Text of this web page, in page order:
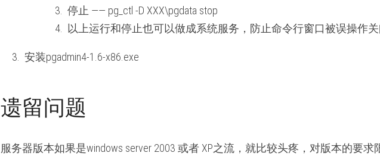
停止 —— pg_ctl -D XXX\pgdata stop
以上运行和停止也可以做成系统服务，防止命令行窗口被误操作
安装pgadmin4-1.6-x86.exe
遗留问题
服务器版本如果是windows server 2003 或者 XP之流，就比较头疼，对版本的要